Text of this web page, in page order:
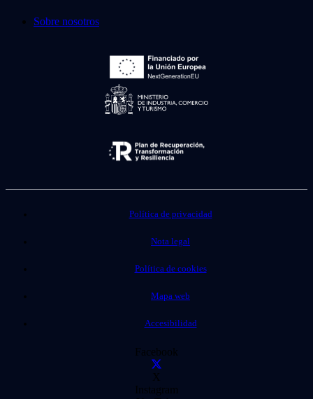
Sobre nosotros
Política de privacidad
Nota legal
Política de cookies
Mapa web
Accesibilidad
Facebook
X
Instagram